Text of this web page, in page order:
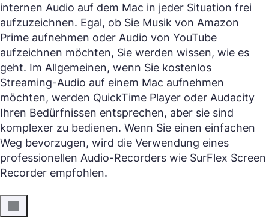
internen Audio auf dem Mac in jeder Situation frei
aufzuzeichnen. Egal, ob Sie Musik von Amazon
Prime aufnehmen oder Audio von YouTube
aufzeichnen möchten, Sie werden wissen, wie es
geht. Im Allgemeinen, wenn Sie kostenlos
Streaming-Audio auf einem Mac aufnehmen
möchten, werden QuickTime Player oder Audacity
Ihren Bedürfnissen entsprechen, aber sie sind
komplexer zu bedienen. Wenn Sie einen einfachen
Weg bevorzugen, wird die Verwendung eines
professionellen Audio-Recorders wie SurFlex Screen
Recorder empfohlen.